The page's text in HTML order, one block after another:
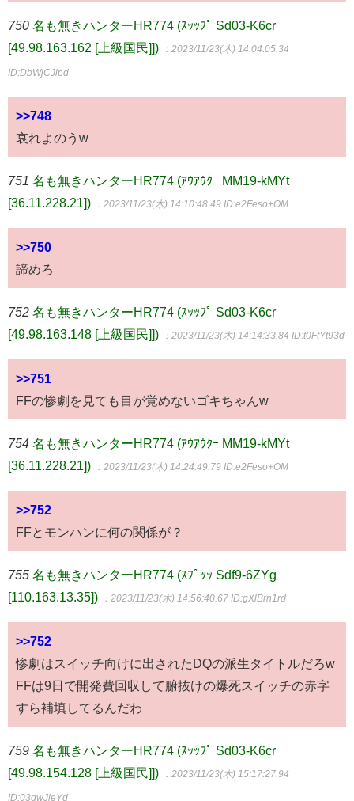
750 名も無きハンターHR774 (ｽｯｯﾌﾟ Sd03-K6cr
[49.98.163.162 [上級国民]])
：2023/11/23(木) 14:04:05.34
ID:DbWjCJipd
>>748
哀れよのうw
751 名も無きハンターHR774 (ｱｳｱｳｸｰ MM19-kMYt
[36.11.228.21])
：2023/11/23(木) 14:10:48.49 ID:e2Feso+OM
>>750
諦めろ
752 名も無きハンターHR774 (ｽｯｯﾌﾟ Sd03-K6cr
[49.98.163.148 [上級国民]])
：2023/11/23(木) 14:14:33.84 ID:t0FtYt93d
>>751
FFの惨劇を見ても目が覚めないゴキちゃんw
754 名も無きハンターHR774 (ｱｳｱｳｸｰ MM19-kMYt
[36.11.228.21])
：2023/11/23(木) 14:24:49.79 ID:e2Feso+OM
>>752
FFとモンハンに何の関係が？
755 名も無きハンターHR774 (ｽﾌﾟｯｯ Sdf9-6ZYg
[110.163.13.35])
：2023/11/23(木) 14:56:40.67 ID:gXlBrn1rd
>>752
惨劇はスイッチ向けに出されたDQの派生タイトルだろw
FFは9日で開発費回収して腑抜けの爆死スイッチの赤字
すら補填してるんだわ
759 名も無きハンターHR774 (ｽｯｯﾌﾟ Sd03-K6cr
[49.98.154.128 [上級国民]])
：2023/11/23(木) 15:17:27.94
ID:03dwJleYd